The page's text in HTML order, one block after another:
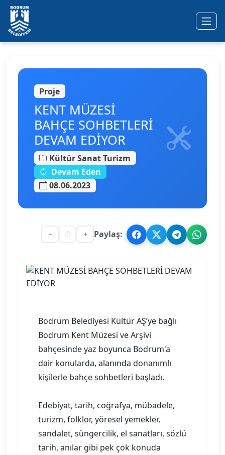
Ana içeriğe geç
Proje
KENT MÜZESİ
BAHÇE SOHBETLERİ
DEVAM EDİYOR
Kültür Sanat Turizm
Devam Eden
08.06.2023
Paylaş:
Bodrum Belediyesi Kültür AŞ’ye bağlı
Bodrum Kent Müzesi ve Arşivi
bahçesinde yaz boyunca Bodrum'a
dair konularda, alanında donanımlı
kişilerle bahçe sohbetleri başladı.
Edebiyat, tarih, coğrafya, mübadele,
turizm, folklor, yöresel yemekler,
sandalet, süngercilik, el sanatları, sözlü
tarih, anılar gibi pek çok konuda